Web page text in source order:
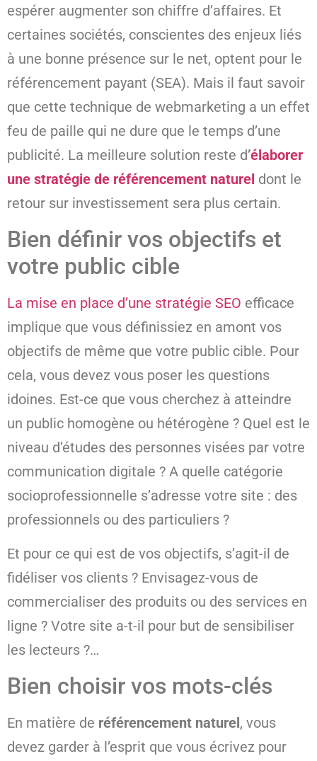
espérer augmenter son chiffre d’affaires. Et
certaines sociétés, conscientes des enjeux liés
à une bonne présence sur le net, optent pour le
référencement payant (SEA). Mais il faut savoir
que cette technique de webmarketing a un effet
feu de paille qui ne dure que le temps d’une
publicité. La meilleure solution reste d’élaborer
une stratégie de référencement naturel dont le
retour sur investissement sera plus certain.
Bien définir vos objectifs et
votre public cible
La mise en place d’une stratégie SEO efficace
implique que vous définissiez en amont vos
objectifs de même que votre public cible. Pour
cela, vous devez vous poser les questions
idoines. Est-ce que vous cherchez à atteindre
un public homogène ou hétérogène ? Quel est le
niveau d’études des personnes visées par votre
communication digitale ? A quelle catégorie
socioprofessionnelle s’adresse votre site : des
professionnels ou des particuliers ?
Et pour ce qui est de vos objectifs, s’agit-il de
fidéliser vos clients ? Envisagez-vous de
commercialiser des produits ou des services en
ligne ? Votre site a-t-il pour but de sensibiliser
les lecteurs ?…
Bien choisir vos mots-clés
En matière de référencement naturel, vous
devez garder à l’esprit que vous écrivez pour